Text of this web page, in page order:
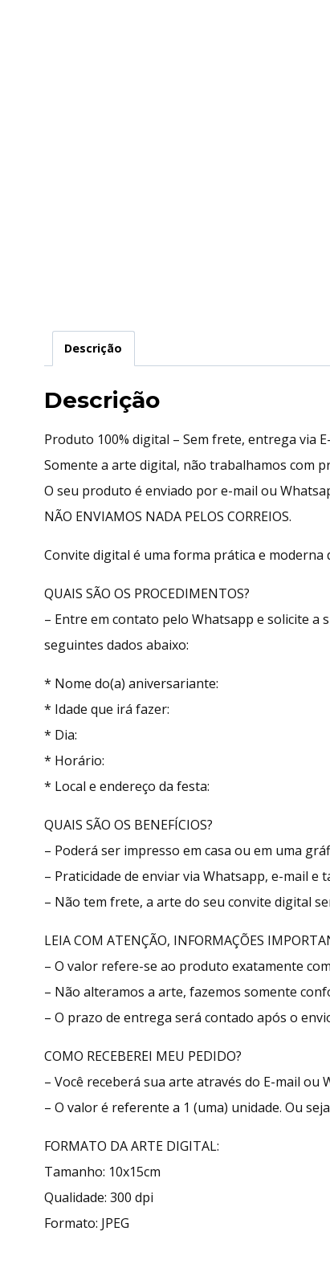
Descrição
Descrição
Produto 100% digital – Sem frete, entrega via
Somente a arte digital, não trabalhamos com
O seu produto é enviado por e-mail ou
NÃO ENVIAMOS NADA PELOS CORREIOS.
Convite digital é uma forma prática e moderna
QUAIS SÃO OS PROCEDIMENTOS?
– Entre em contato pelo Whatsapp e solicite a
seguintes dados abaixo:
* Nome do(a) aniversariante:
* Idade que irá fazer:
* Dia:
* Horário:
* Local e endereço da festa:
QUAIS SÃO OS BENEFÍCIOS?
– Poderá ser impresso em casa ou em uma
– Praticidade de enviar via Whatsapp, e-mail e
– Não tem frete, a arte do seu convite digital
LEIA COM ATENÇÃO, INFORMAÇÕES
– O valor refere-se ao produto exatamente
– Não alteramos a arte, fazemos somente
– O prazo de entrega será contado após o
COMO RECEBEREI MEU PEDIDO?
– Você receberá sua arte através do E-mail ou
– O valor é referente a 1 (uma) unidade. Ou
FORMATO DA ARTE DIGITAL:
Tamanho: 10x15cm
Qualidade: 300 dpi
Formato: JPEG